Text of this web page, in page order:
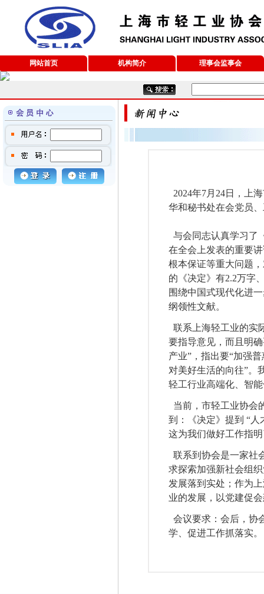
网站首页 机构简介 理事会监事会
2024年7月 24日，上
华和秘书处在会党员
与会同志认真学习了
在全会上发表的重要
根本保证等重大问题
的《决定》有2.2万字
围绕中国式现代化进
纲领性文献。
联系上海轻工业的实
要指导意见，而且明
产业”，指出要“加强
对美好生活的向往”。
轻工行业高端化、智
当前，市轻工业协会
到：《决定》提到 “人
这为我们做好工作指
联系到协会是一家社
求探索加强新社会组
发展落到实处；作为
业的发展，以党建促
会议要求：会后，协
学、促进工作抓落实。